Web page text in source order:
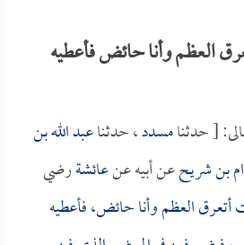
العظم وأنا حائض فأعطيه
[ حدثنامسدد، حدثناعبد الله بن
بن شريحعن أبيه عنعائشةرضي
أتعرق العظم وأنا حائض، فأعطيه